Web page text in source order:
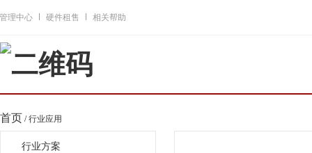
管理中心 硬件租售 相关帮助
首页/ 行业应用
行业方案